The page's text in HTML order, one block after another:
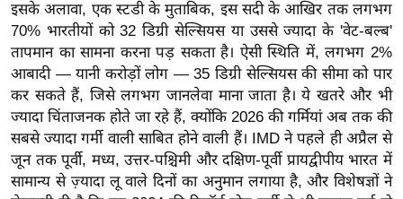
लॉ
जी
ब्यू
टी
/
फै
श
न
इसके अलावा, एक स्टडी के मुताबिक, इस सदी के आखिर तक लगभग
70% भारतीयों को 32 डिग्री सेल्सियस या उससे ज्यादा के 'वेट-बल्ब'
तापमान का सामना करना पड़ सकता है। ऐसी स्थिति में, लगभग 2%
आबादी — यानी करोड़ों लोग — 35 डिग्री सेल्सियस की सीमा को पार
कर सकते हैं, जिसे लगभग जानलेवा माना जाता है। ये खतरे और भी
ज्यादा चिंताजनक होते जा रहे हैं, क्योंकि 2026 की गर्मियां अब तक की
सबसे ज्यादा गर्मी वाली साबित होने वाली हैं। IMD ने पहले ही अप्रैल से
जून तक पूर्वी, मध्य, उत्तर-पश्चिमी और दक्षिण-पूर्वी प्रायद्वीपीय भारत में
सामान्य से ज़्यादा लू वाले दिनों का अनुमान लगाया है, और विशेषज्ञों ने